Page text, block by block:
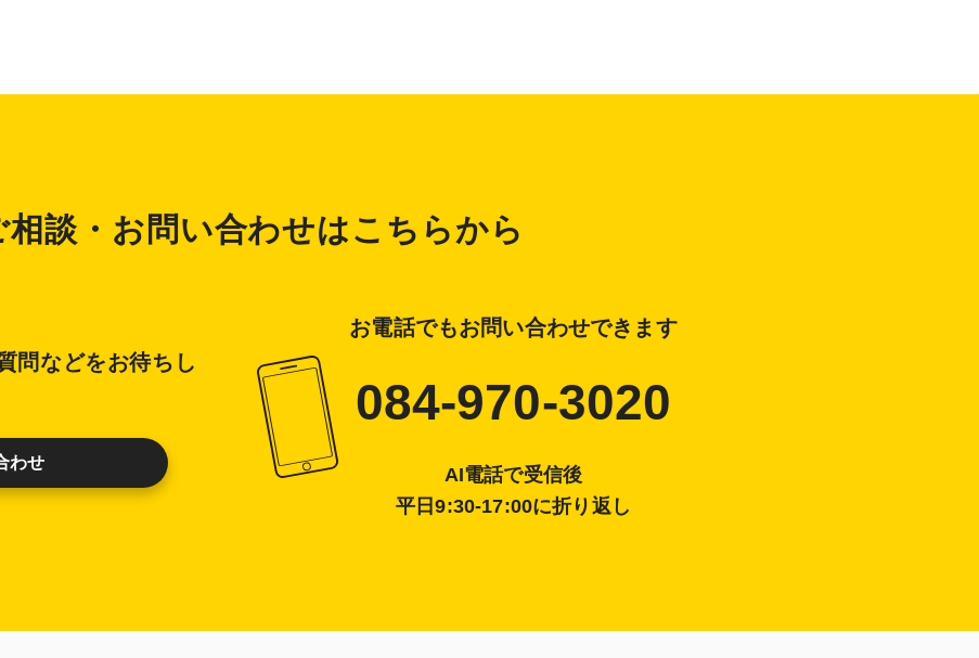
相談・お問い合わせはこちらから
問などをお待ちし
わせ
お電話でもお問い合わせできます
084-970-3020
AI電話で受信後
平日9:30-17:00に折り返し